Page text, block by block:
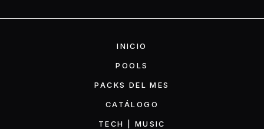
INICIO
POOLS
PACKS DEL MES
CATÁLOGO
TECH | MUSIC